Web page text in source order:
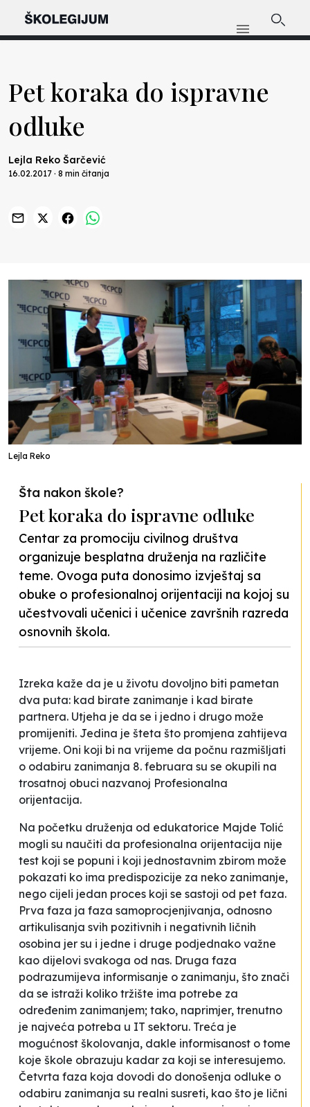
Pet koraka do ispravne
odluke
Lejla Reko Šarčević
16.02.2017 · 8 min čitanja
Lejla Reko
Šta nakon škole?
Pet koraka do ispravne odluke
Centar za promociju civilnog društva
organizuje besplatna druženja na različite
teme. Ovoga puta donosimo izvještaj sa
obuke o profesionalnoj orijentaciji na kojoj su
učestvovali učenici i učenice završnih razreda
osnovnih škola.
Izreka kaže da je u životu dovoljno biti pametan
dva puta: kad birate zanimanje i kad birate
partnera. Utjeha je da se i jedno i drugo može
promijeniti. Jedina je šteta što promjena zahtijeva
vrijeme. Oni koji bi na vrijeme da počnu razmišljati
o odabiru zanimanja 8. februara su se okupili na
trosatnoj obuci nazvanoj Profesionalna
orijentacija.
Na početku druženja od edukatorice Majde Tolić
mogli su naučiti da profesionalna orijentacija nije
test koji se popuni i koji jednostavnim zbirom može
pokazati ko ima predispozicije za neko zanimanje,
nego cijeli jedan proces koji se sastoji od pet faza.
Prva faza ja faza samoprocjenjivanja, odnosno
artikulisanja svih pozitivnih i negativnih ličnih
osobina jer su i jedne i druge podjednako važne
kao dijelovi svakoga od nas. Druga faza
podrazumijeva informisanje o zanimanju, što znači
da se istraži koliko tržište ima potrebe za
određenim zanimanjem; tako, naprimjer, trenutno
je najveća potreba u IT sektoru. Treća je
mogućnost školovanja, dakle informisanost o tome
koje škole obrazuju kadar za koji se interesujemo.
Četvrta faza koja dovodi do donošenja odluke o
odabiru zanimanja su realni susreti, kao što je lični